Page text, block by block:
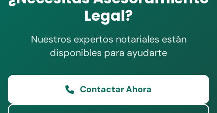
Legal?
Nuestros expertos notariales están
disponibles para ayudarte
Contactar Ahora